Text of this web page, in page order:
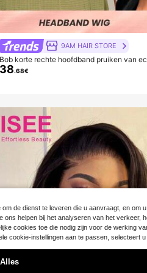
9AM HAIR STORE
Bob korte rechte hoofdband pruiken van
r vrouwen, gemakkelijk dragen en gaan
chtheid Geen frontkant Braziliaans
38.68€
de dienst te leveren die u aanvraagt, en
helpen bij het analyseren van het
cookies toe die nodig zijn voor de werking
cookie-instellingen aan te passen,